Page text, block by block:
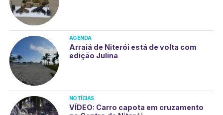
AGENDA
Arraiá de Niterói está de volta com
edição Julina
NOTÍCIAS
VÍDEO: Carro capota em cruzamento